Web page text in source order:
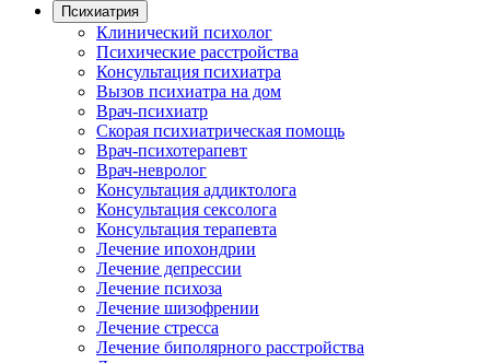
Психиатрия
Клинический психолог
Психические расстройства
Консультация психиатра
Вызов психиатра на дом
Врач-психиатр
Скорая психиатрическая помощь
Врач-психотерапевт
Врач-невролог
Консультация аддиктолога
Консультация сексолога
Консультация терапевта
Лечение ипохондрии
Лечение депрессии
Лечение психоза
Лечение шизофрении
Лечение стресса
Лечение биполярного расстройства